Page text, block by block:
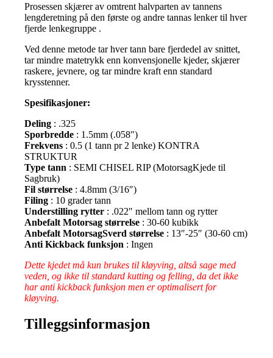
Prosessen skjærer av omtrent halvparten av tannens
lengderetning på den første og andre tannas lenker til hver
fjerde lenkegruppe .
Ved denne metode tar hver tann bare fjerdedel av snittet,
tar mindre matetrykk enn konvensjonelle kjeder, skjærer
raskere, jevnere, og tar mindre kraft enn standard
krysstenner.
Spesifikasjoner:
Deling : .325
Sporbredde : 1.5mm (.058″)
Frekvens : 0.5 (1 tann pr 2 lenke) KONTRA
STRUKTUR
Type tann : SEMI CHISEL RIP (MotorsagKjede til
Sagbruk)
Fil størrelse : 4.8mm (3/16″)
Filing : 10 grader tann
Understilling rytter : .022″ mellom tann og rytter
Anbefalt Motorsag størrelse : 30-60 kubikk
Anbefalt MotorsagSverd størrelse : 13″-25″ (30-60 cm)
Anti Kickback funksjon : Ingen
Dette kjedet må kun brukes til kløyving, altså sage med
veden, og ikke til standard kutting og felling, da det ikke
har anti kickback funksjon men er optimalisert for
kløyving.
Tilleggsinformasjon